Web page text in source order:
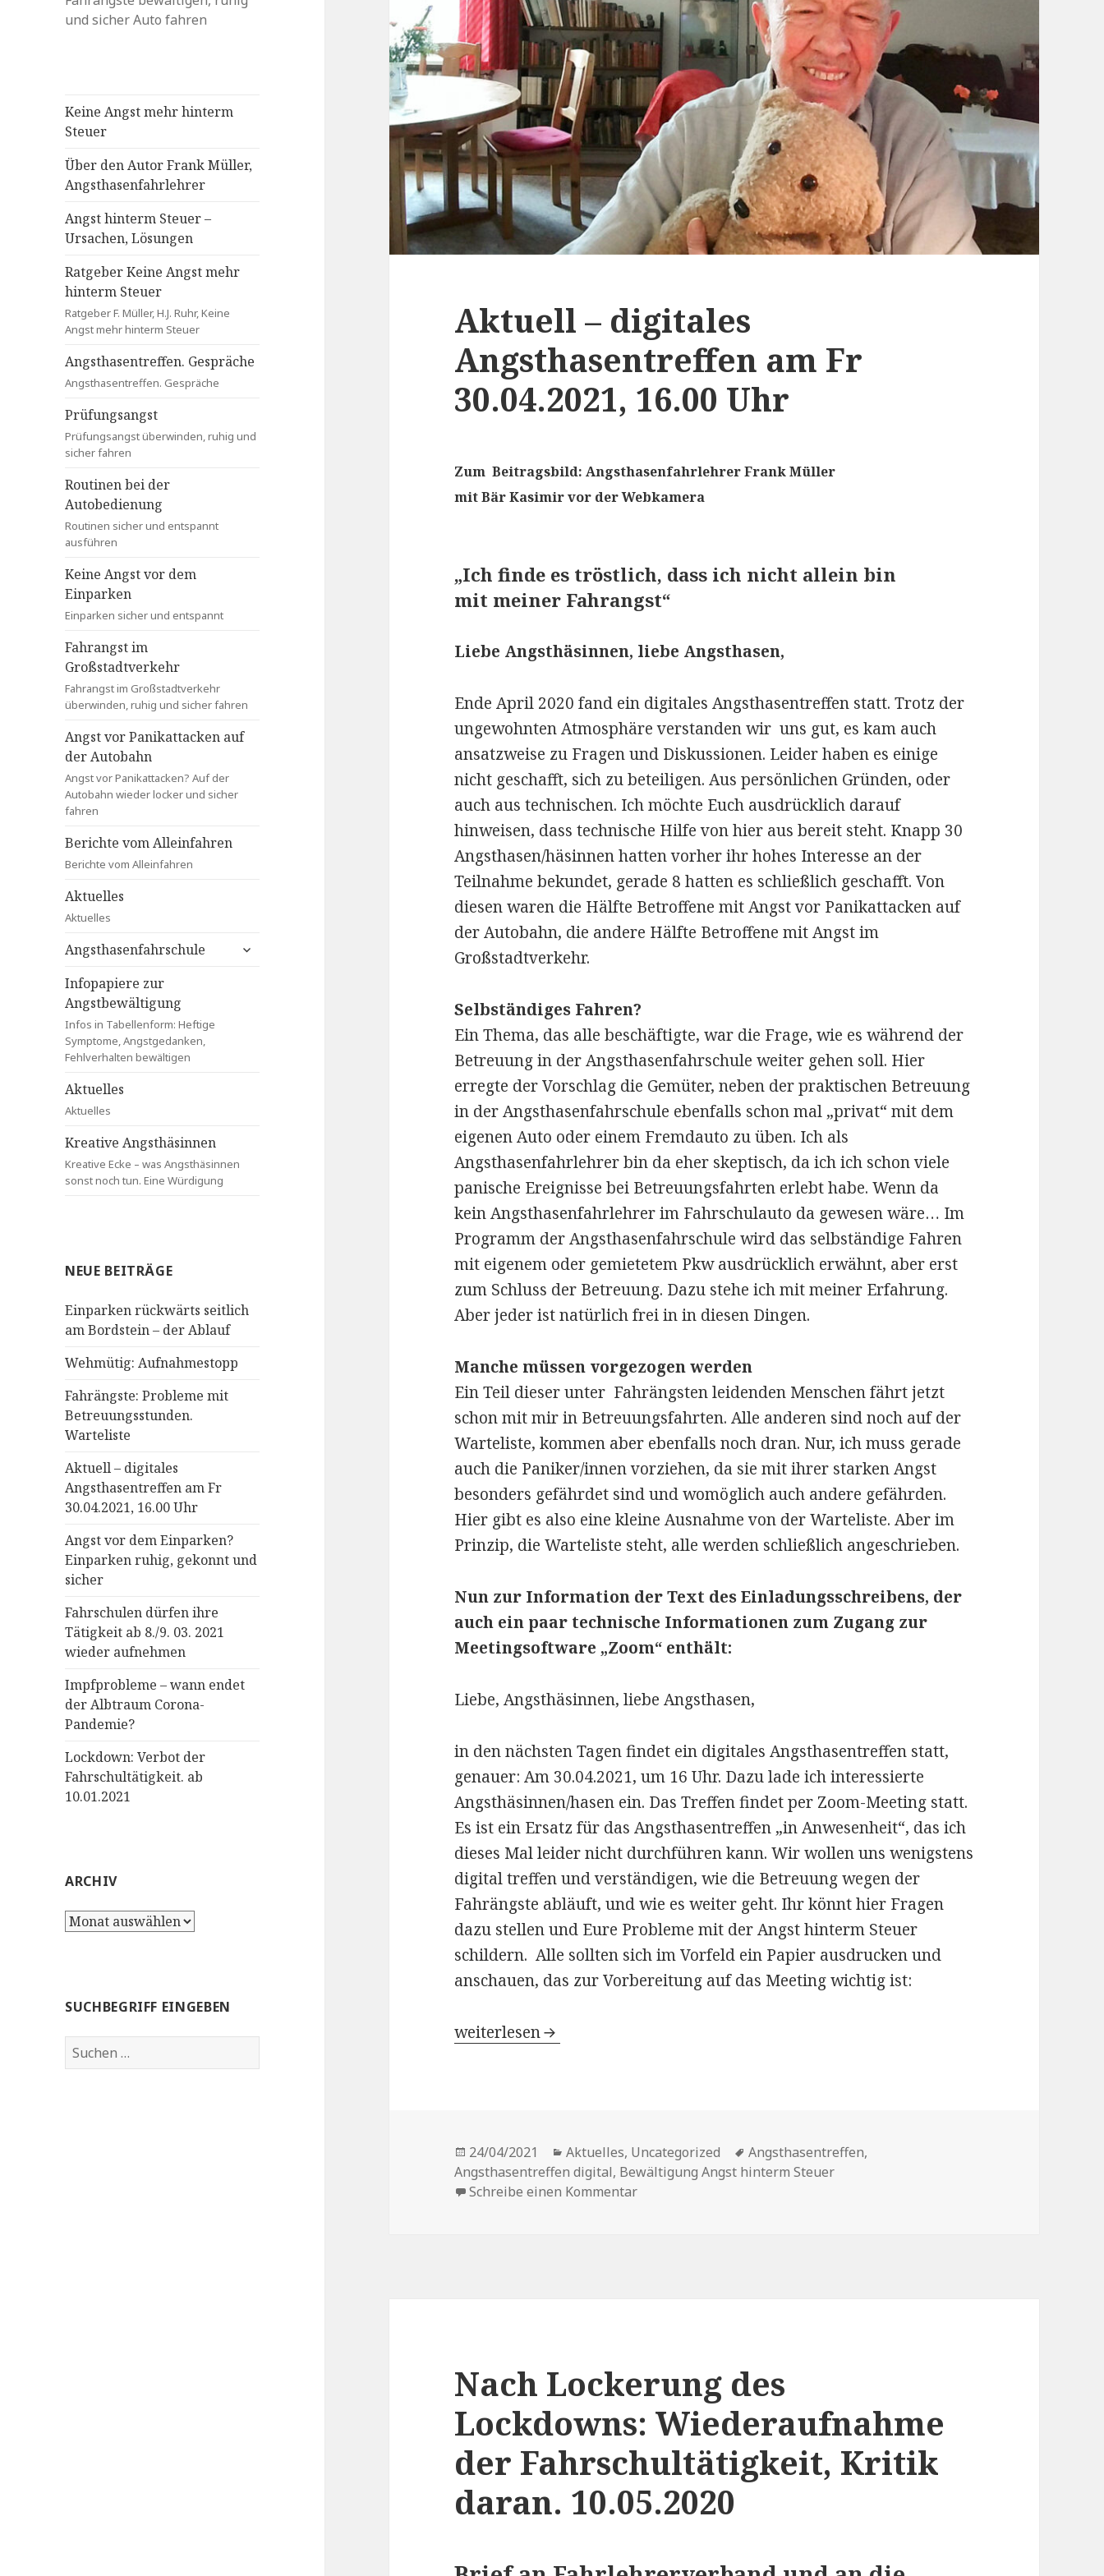
und sicher Auto fahren
Keine Angst mehr hinterm
Steuer
Über den Autor Frank Müller,
Angsthasenfahrlehrer
Angst hinterm Steuer –
Ursachen, Lösungen
Ratgeber Keine Angst mehr
hinterm Steuer
Ratgeber F. Müller, H.J. Ruhr, Keine
Angst mehr hinterm Steuer
Angsthasentreffen. Gespräche
Angsthasentreffen. Gespräche
Prüfungsangst
Prüfungsangst überwinden, ruhig und
sicher fahren
Routinen bei der
Autobedienung
Routinen sicher und entspannt
ausführen
Keine Angst vor dem
Einparken
Einparken sicher und entspannt
Fahrangst im
Großstadtverkehr
Fahrangst im Großstadtverkehr
überwinden, ruhig und sicher fahren
Angst vor Panikattacken auf
der Autobahn
Angst vor Panikattacken? Auf der
Autobahn wieder locker und sicher
fahren
Berichte vom Alleinfahren
Berichte vom Alleinfahren
Aktuelles
Aktuelles
Angsthasenfahrschule
untermenü
Infopapiere zur
Angstbewältigung
Infos in Tabellenform: Heftige
Symptome, Angstgedanken,
Fehlverhalten bewältigen
Aktuelles
Aktuelles
Kreative Angsthäsinnen
Kreative Ecke – was Angsthäsinnen
sonst noch tun. Eine Würdigung
NEUE BEITRÄGE
Einparken rückwärts seitlich
am Bordstein – der Ablauf
Wehmütig: Aufnahmestopp
Fahrängste: Probleme mit
Betreuungsstunden.
Warteliste
Aktuell – digitales
Angsthasentreffen am Fr
30.04.2021, 16.00 Uhr
Angst vor dem Einparken?
Einparken ruhig, gekonnt und
sicher
Fahrschulen dürfen ihre
Tätigkeit ab 8./9. 03. 2021
wieder aufnehmen
Impfprobleme – wann endet
der Albtraum Corona-
Pandemie?
Lockdown: Verbot der
Fahrschultätigkeit. ab
10.01.2021
ARCHIV
Archiv
SUCHBEGRIFF EINGEBEN
Suchen
nach:
Aktuell – digitales
Angsthasentreffen am Fr
30.04.2021, 16.00 Uhr
Zum Beitragsbild: Angsthasenfahrlehrer Frank Müller
mit Bär Kasimir vor der Webkamera
„Ich finde es tröstlich, dass ich nicht allein bin
mit meiner Fahrangst“
Liebe Angsthäsinnen, liebe Angsthasen,
Ende April 2020 fand ein digitales Angsthasentreffen statt. Trotz der
ungewohnten Atmosphäre verstanden wir uns gut, es kam auch
ansatzweise zu Fragen und Diskussionen. Leider haben es einige
nicht geschafft, sich zu beteiligen. Aus persönlichen Gründen, oder
auch aus technischen. Ich möchte Euch ausdrücklich darauf
hinweisen, dass technische Hilfe von hier aus bereit steht. Knapp 30
Angsthasen/häsinnen hatten vorher ihr hohes Interesse an der
Teilnahme bekundet, gerade 8 hatten es schließlich geschafft. Von
diesen waren die Hälfte Betroffene mit Angst vor Panikattacken auf
der Autobahn, die andere Hälfte Betroffene mit Angst im
Großstadtverkehr.
Selbständiges Fahren?
Ein Thema, das alle beschäftigte, war die Frage, wie es während der
Betreuung in der Angsthasenfahrschule weiter gehen soll. Hier
erregte der Vorschlag die Gemüter, neben der praktischen Betreuung
in der Angsthasenfahrschule ebenfalls schon mal „privat“ mit dem
eigenen Auto oder einem Fremdauto zu üben. Ich als
Angsthasenfahrlehrer bin da eher skeptisch, da ich ich schon viele
panische Ereignisse bei Betreuungsfahrten erlebt habe. Wenn da
kein Angsthasenfahrlehrer im Fahrschulauto da gewesen wäre… Im
Programm der Angsthasenfahrschule wird das selbständige Fahren
mit eigenem oder gemietetem Pkw ausdrücklich erwähnt, aber erst
zum Schluss der Betreuung. Dazu stehe ich mit meiner Erfahrung.
Aber jeder ist natürlich frei in in diesen Dingen.
Manche müssen vorgezogen werden
Ein Teil dieser unter Fahrängsten leidenden Menschen fährt jetzt
schon mit mir in Betreuungsfahrten. Alle anderen sind noch auf der
Warteliste, kommen aber ebenfalls noch dran. Nur, ich muss gerade
auch die Paniker/innen vorziehen, da sie mit ihrer starken Angst
besonders gefährdet sind und womöglich auch andere gefährden.
Hier gibt es also eine kleine Ausnahme von der Warteliste. Aber im
Prinzip, die Warteliste steht, alle werden schließlich angeschrieben.
Nun zur Information der Text des Einladungsschreibens, der
auch ein paar technische Informationen zum Zugang zur
Meetingsoftware „Zoom“ enthält:
Liebe, Angsthäsinnen, liebe Angsthasen,
in den nächsten Tagen findet ein digitales Angsthasentreffen statt,
genauer: Am 30.04.2021, um 16 Uhr. Dazu lade ich interessierte
Angsthäsinnen/hasen ein. Das Treffen findet per Zoom-Meeting statt.
Es ist ein Ersatz für das Angsthasentreffen „in Anwesenheit“, das ich
dieses Mal leider nicht durchführen kann. Wir wollen uns wenigstens
digital treffen und verständigen, wie die Betreuung wegen der
Fahrängste abläuft, und wie es weiter geht. Ihr könnt hier Fragen
dazu stellen und Eure Probleme mit der Angst hinterm Steuer
schildern. Alle sollten sich im Vorfeld ein Papier ausdrucken und
anschauen, das zur Vorbereitung auf das Meeting wichtig ist:
Aktuell – digitales Angsthasentreffen am Fr 30.04.2021, 16.00 Uhr
weiterlesen
Veröffentlicht
am
24/04/2021 Kategorien
Aktuelles, Uncategorized Schlagwörter
Angsthasentreffen,
Angsthasentreffen digital, Bewältigung Angst hinterm Steuer
Schreibe einen Kommentarzu Aktuell – digitales Angsthasentreffen am Fr 30.04.2021, 16.00 Uhr
Nach Lockerung des
Lockdowns: Wiederaufnahme
der Fahrschultätigkeit, Kritik
daran. 10.05.2020